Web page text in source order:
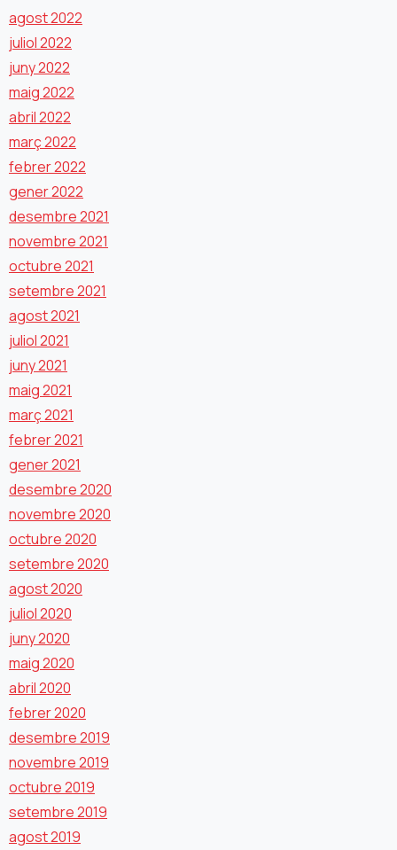
agost 2022
juliol 2022
juny 2022
maig 2022
abril 2022
març 2022
febrer 2022
gener 2022
desembre 2021
novembre 2021
octubre 2021
setembre 2021
agost 2021
juliol 2021
juny 2021
maig 2021
març 2021
febrer 2021
gener 2021
desembre 2020
novembre 2020
octubre 2020
setembre 2020
agost 2020
juliol 2020
juny 2020
maig 2020
abril 2020
febrer 2020
desembre 2019
novembre 2019
octubre 2019
setembre 2019
agost 2019